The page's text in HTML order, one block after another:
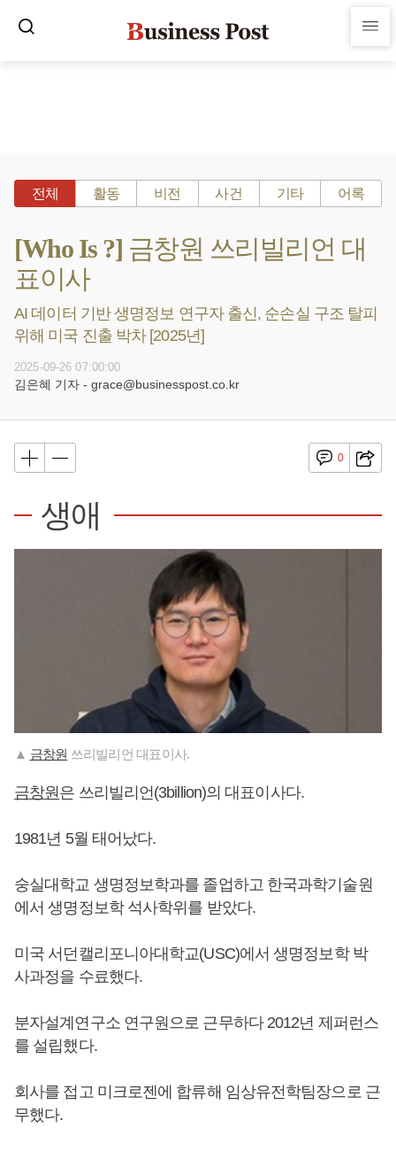
전체 활동 비전 사건 기타 어록
[Who Is ?] 금창원 쓰리빌리언 대
표이사
AI 데이터 기반 생명정보 연구자 출신, 순손실 구조 탈피
위해 미국 진출 박차 [2025년]
2025-09-26 07:00:00
김은혜 기자 - grace@businesspost.co.kr
0
생애
▲ 금창원 쓰리빌리언 대표이사.
금창원은 쓰리빌리언(3billion)의 대표이사다.
1981년 5월 태어났다.
숭실대학교 생명정보학과를 졸업하고 한국과학기술원
에서 생명정보학 석사학위를 받았다.
미국 서던캘리포니아대학교(USC)에서 생명정보학 박
사과정을 수료했다.
분자설계연구소 연구원으로 근무하다 2012년 제퍼런스
를 설립했다.
회사를 접고 미크로젠에 합류해 임상유전학팀장으로 근
무했다.